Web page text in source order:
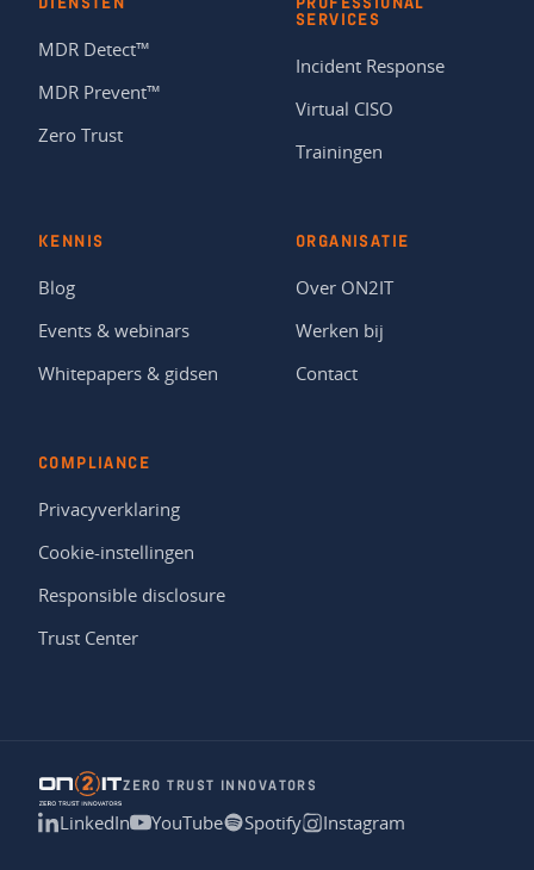
DIENSTEN
MDR Detect™
MDR Prevent™
Zero Trust
PROFESSIONAL
SERVICES
Incident Response
Virtual CISO
Trainingen
KENNIS
Blog
Events & webinars
Whitepapers & gidsen
ORGANISATIE
Over ON2IT
Werken bij
Contact
COMPLIANCE
Privacyverklaring
Cookie-instellingen
Responsible disclosure
Trust Center
ZERO TRUST INNOVATORS
LinkedIn YouTube Spotify Instagram